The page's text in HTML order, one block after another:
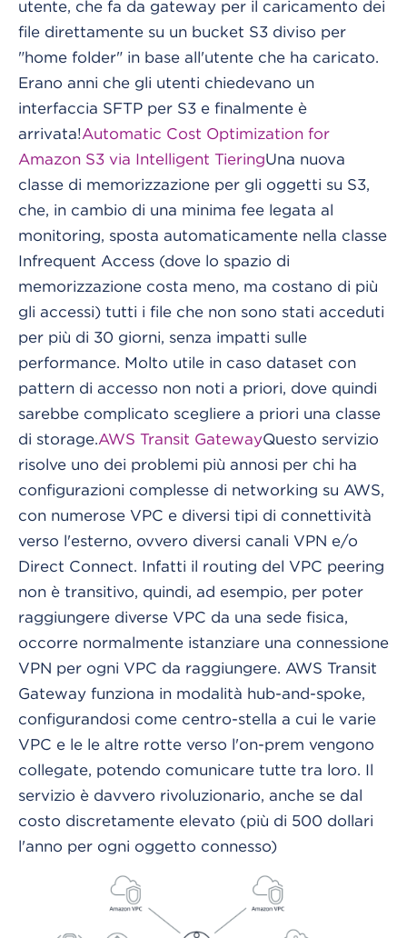
utente, che fa da gateway per il caricamento dei
file direttamente su un bucket S3 diviso per
"home folder" in base all'utente che ha caricato.
Erano anni che gli utenti chiedevano un
interfaccia SFTP per S3 e finalmente è
arrivata!Automatic Cost Optimization for
Amazon S3 via Intelligent TieringUna nuova
classe di memorizzazione per gli oggetti su S3,
che, in cambio di una minima fee legata al
monitoring, sposta automaticamente nella classe
Infrequent Access (dove lo spazio di
memorizzazione costa meno, ma costano di più
gli accessi) tutti i file che non sono stati acceduti
per più di 30 giorni, senza impatti sulle
performance. Molto utile in caso dataset con
pattern di accesso non noti a priori, dove quindi
sarebbe complicato scegliere a priori una classe
di storage.AWS Transit GatewayQuesto servizio
risolve uno dei problemi più annosi per chi ha
configurazioni complesse di networking su AWS,
con numerose VPC e diversi tipi di connettività
verso l'esterno, ovvero diversi canali VPN e/o
Direct Connect. Infatti il routing del VPC peering
non è transitivo, quindi, ad esempio, per poter
raggiungere diverse VPC da una sede fisica,
occorre normalmente istanziare una connessione
VPN per ogni VPC da raggiungere. AWS Transit
Gateway funziona in modalità hub-and-spoke,
configurandosi come centro-stella a cui le varie
VPC e le le altre rotte verso l'on-prem vengono
collegate, potendo comunicare tutte tra loro. Il
servizio è davvero rivoluzionario, anche se dal
costo discretamente elevato (più di 500 dollari
l'anno per ogni oggetto connesso)